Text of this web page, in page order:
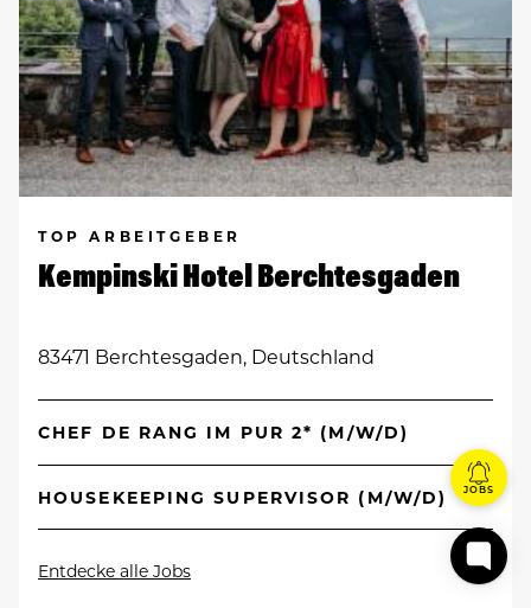
TOP ARBEITGEBER
Kempinski Hotel Berchtesgaden
83471 Berchtesgaden, Deutschland
CHEF DE RANG IM PUR 2* (M/W/D)
HOUSEKEEPING SUPERVISOR (M/W/D)
Entdecke alle Jobs
JOBS